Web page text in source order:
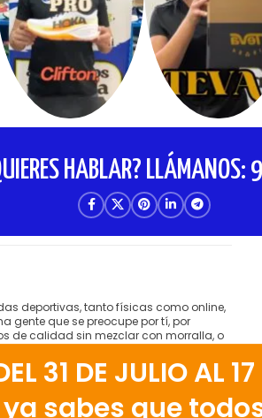
31 DE JULIO
sabes que
HABLAR?
deportivas, tanto físicas como online,
gente que se preocupe por tí, por
de calidad sin mezclar con morralla, o
hasta el hígado por lo que te venden.
tener amigos satisfechos que vienen a
porque encuentran el producto